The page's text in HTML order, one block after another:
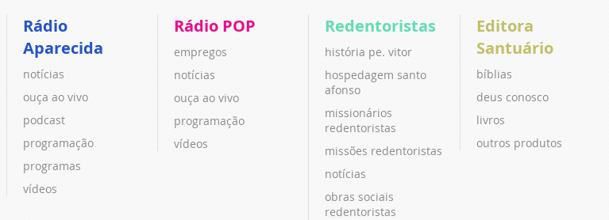
Rádio
Aparecida
notícias
ouça ao vivo
podcast
programação
programas
vídeos
Rádio POP
empregos
notícias
ouça ao vivo
programação
vídeos
Redentoristas
história pe. vitor
hospedagem santo
afonso
missionários
redentoristas
missões redentoristas
notícias
obras sociais
redentoristas
Editora
Santuário
bíblias
deus conosco
livros
outros produtos